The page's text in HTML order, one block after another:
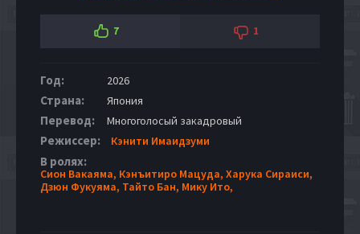
7 1
Год: 2026
Страна: Япония
Перевод: Многоголосый закадровый
Режиссер: Кэнити Имаидзуми
В ролях:
Сион Вакаяма, Кэнъитиро Мацуда, Харука Сираиси,
Дзюн Фукуяма, Тайто Бан, Мику Ито,